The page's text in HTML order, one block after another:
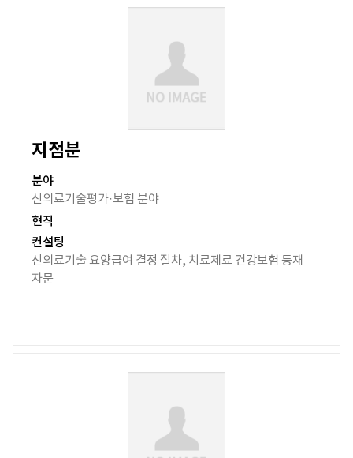
지점분
분야
신의료기술평가·보험 분야
현직
컨설팅
신의료기술 요양급여 결정 절차, 치료제료 건강보험 등재
자문